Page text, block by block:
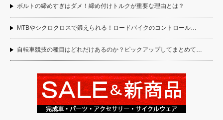
ボルトの締めすぎはダメ！締め付けトルクが重要な理由とは？
MTBやシクロクロスで鍛えられる！ロードバイクのコントロール…
自転車競技の種目はどれだけあるのか？ピックアップしてまとめて…